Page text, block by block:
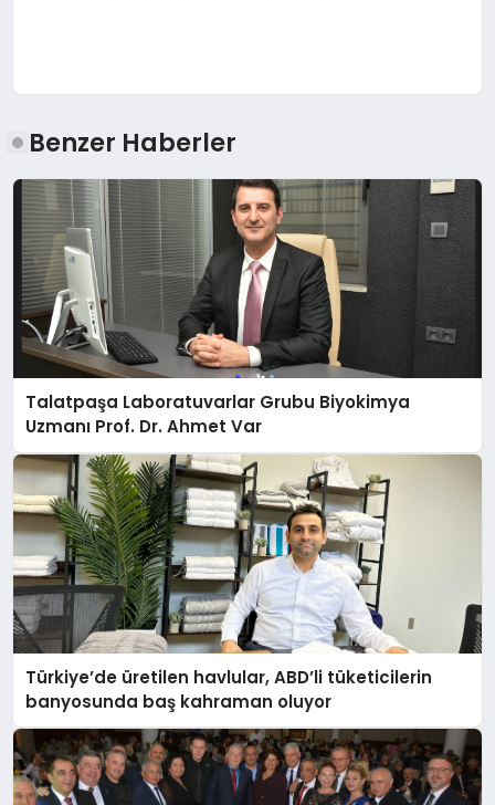
Benzer Haberler
Talatpaşa Laboratuvarlar Grubu Biyokimya
Uzmanı Prof. Dr. Ahmet Var
Türkiye’de üretilen havlular, ABD’li tüketicilerin
banyosunda baş kahraman oluyor